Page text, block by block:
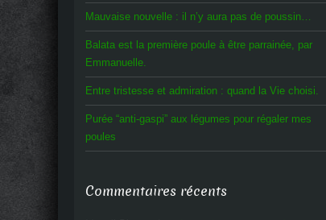
Mauvaise nouvelle : il n’y aura pas de poussin…
Balata est la première poule à être parrainée, par
Emmanuelle.
Entre tristesse et admiration : quand la Vie choisi.
Purée “anti-gaspi” aux légumes pour régaler mes
poules
Commentaires récents